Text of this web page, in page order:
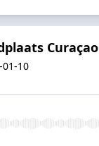
Curaçao
01-10